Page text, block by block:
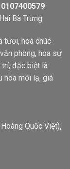
Bà Trưng
tươi, hoa chúc
phòng, hoa sự
trí, đặc biệt là
hoa mới lạ, giá
Quốc Việt),